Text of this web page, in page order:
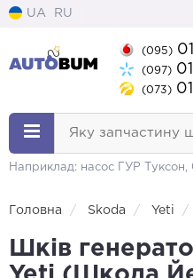
UA RU
(095)
(097)
(073)
Яку запчастину
Наприклад: насос ГУР Туксон,
Головна Skoda Yeti
Шків